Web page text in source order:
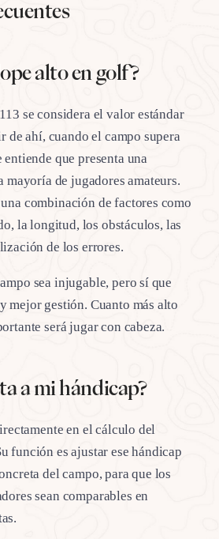
alto en golf?
se considera el valor estándar
de ahí, cuando el campo supera
que presenta una
de jugadores amateurs.
combinación de factores como
la longitud, los obstáculos, las
de los errores.
sea injugable, pero sí que
mejor gestión. Cuanto más alto
será jugar con cabeza.
a mi hándicap?
en el cálculo del
función es ajustar ese hándicap
del campo, para que los
sean comparables en